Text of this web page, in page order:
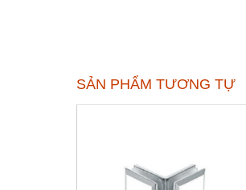
SẢN PHẨM TƯƠNG TỰ